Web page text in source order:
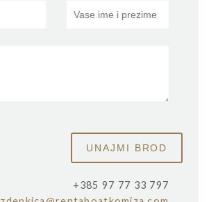
+385 97 77 33 797